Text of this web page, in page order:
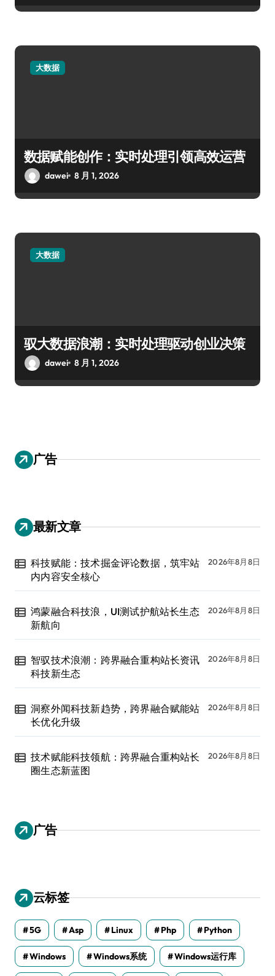
大数据
数据赋能创作：实时处理引领高效运营
dawei 8 月 1, 2026
大数据
驭大数据浪潮：实时处理驱动创业决策
dawei 8 月 1, 2026
广告
最新文章
科技赋能：技术掘金评论数据，筑牢站
内内容安全核心
2026年8月8日
鸿蒙融合科技浪，UI测试护航站长生态
新航向
2026年8月8日
智驭技术浪潮：跨界融合重构站长资讯
科技新生态
2026年8月8日
洞察外闻科技新趋势，跨界融合赋能站
长优化升级
2026年8月8日
技术赋能科技领航：跨界融合重构站长
圈生态新蓝图
2026年8月8日
广告
云标签
5G Asp Linux Php Python
Windows Windows系统 Windows运行库